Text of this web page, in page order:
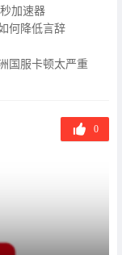
加速器
何降低言辞
国服卡顿太严重
0